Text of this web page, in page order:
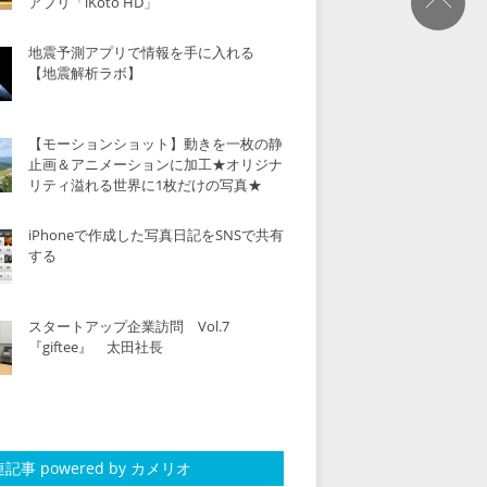
地震予測アプリで情報を手に入れる
【地震解析ラボ】
【モーションショット】動きを一枚の静
止画＆アニメーションに加工★オリジナ
リティ溢れる世界に1枚だけの写真★
iPhoneで作成した写真日記をSNSで共有
する
スタートアップ企業訪問 Vol.7
『giftee』 太田社長
記事 powered by カメリオ